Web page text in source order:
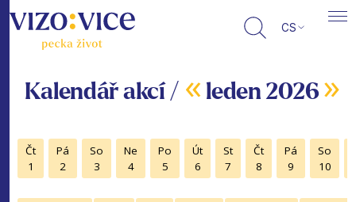
CS
Kalendář akcí / « leden 2026 »
Čt
1
Pá
2
So
3
Ne
4
Po
5
Út
6
St
7
Čt
8
Pá
9
So
10